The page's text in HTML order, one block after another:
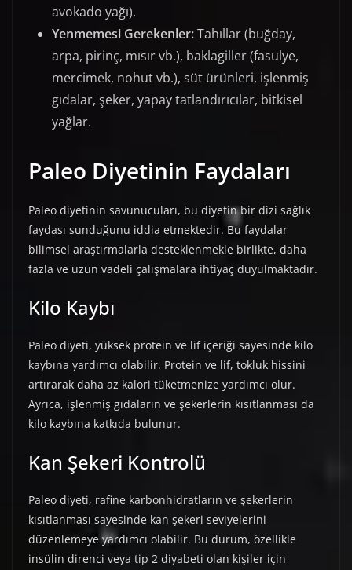
avokado yağı).
Yenmemesi Gerekenler:Tahıllar (buğday,
arpa, pirinç, mısır vb.), baklagiller (fasulye,
mercimek, nohut vb.), süt ürünleri, işlenmiş
gıdalar, şeker, yapay tatlandırıcılar, bitkisel
yağlar.
Paleo Diyetinin Faydaları
Paleo diyetinin savunucuları, bu diyetin bir dizi sağlık
faydası sunduğunu iddia etmektedir. Bu faydalar
bilimsel araştırmalarla desteklenmekle birlikte, daha
fazla ve uzun vadeli çalışmalara ihtiyaç duyulmaktadır.
Kilo Kaybı
Paleo diyeti, yüksek protein ve lif içeriği sayesinde kilo
kaybına yardımcı olabilir. Protein ve lif, tokluk hissini
artırarak daha az kalori tüketmenize yardımcı olur.
Ayrıca, işlenmiş gıdaların ve şekerlerin kısıtlanması da
kilo kaybına katkıda bulunur.
Kan Şekeri Kontrolü
Paleo diyeti, rafine karbonhidratların ve şekerlerin
kısıtlanması sayesinde kan şekeri seviyelerini
düzenlemeye yardımcı olabilir. Bu durum, özellikle
insülin direnci veya tip 2 diyabeti olan kişiler için